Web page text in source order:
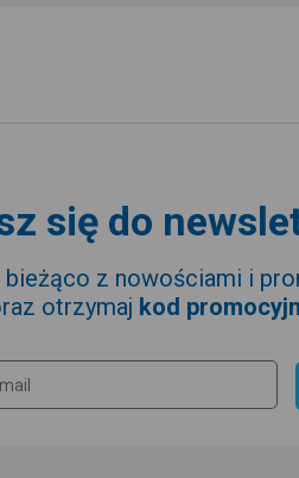
się do
bieżąco z nowościami i
otrzymaj kod